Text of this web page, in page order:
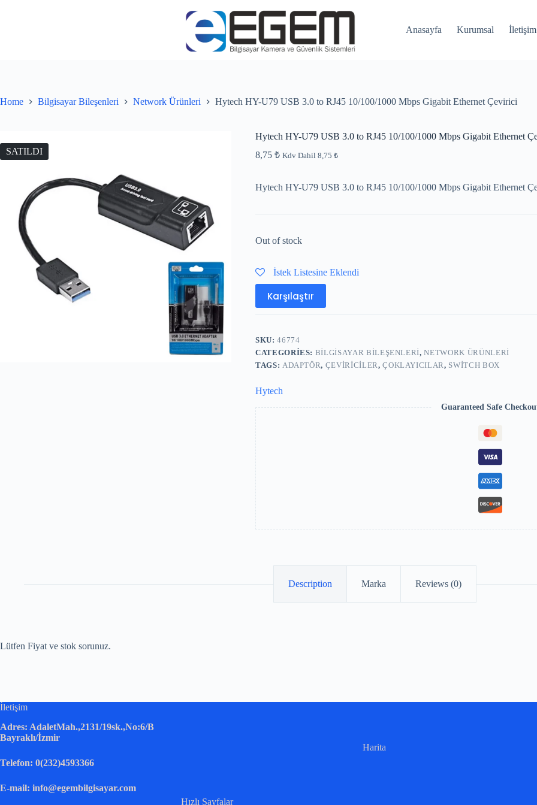
Anasayfa Kurumsal İletişim
Home Bilgisayar Bileşenleri Network Ürünleri Hytech HY-U79 USB 3.0 to RJ45 10/100/1000 Mbps Gigabit Ethernet Çevirici
SATILDI
Hytech HY-U79 USB 3.0 to RJ45 10/100/1000 Mbps Gigabit Ethernet
8,75 ₺ Kdv Dahil 8,75 ₺
Hytech HY-U79 USB 3.0 to RJ45 10/100/1000 Mbps Gigabit Ethernet
Out of stock
İstek Listesine Eklendi
Karşılaştır
SKU:46774
CATEGORIES: BILGISAYAR BILEŞENLERI,NETWORK ÜRÜNLERI
TAGS: ADAPTÖR, ÇEVIRICILER,ÇOKLAYICILAR, SWITCH BOX
Hytech
Guaranteed Safe
Description Marka Reviews (0)
Lütfen Fiyat ve stok sorunuz.
İletişim
Adres: AdaletMah.,2131/19sk.,No:6/B
Bayraklı/İzmir
Telefon: 0(232)4593366
E-mail: info@egembilgisayar.com
Hızlı Sayfalar
Harita